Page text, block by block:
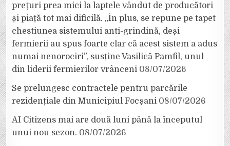
prețuri prea mici la laptele vândut de producători
și piață tot mai dificilă. „În plus, se repune pe tapet
chestiunea sistemului anti-grindină, deși
fermierii au spus foarte clar că acest sistem a adus
numai nenorociri”, susține Vasilică Pamfil, unul
din liderii fermierilor vrânceni 08/07/2026
Se prelungesc contractele pentru parcările
rezidențiale din Municipiul Focșani 08/07/2026
AI Citizens mai are două luni până la începutul
unui nou sezon. 08/07/2026